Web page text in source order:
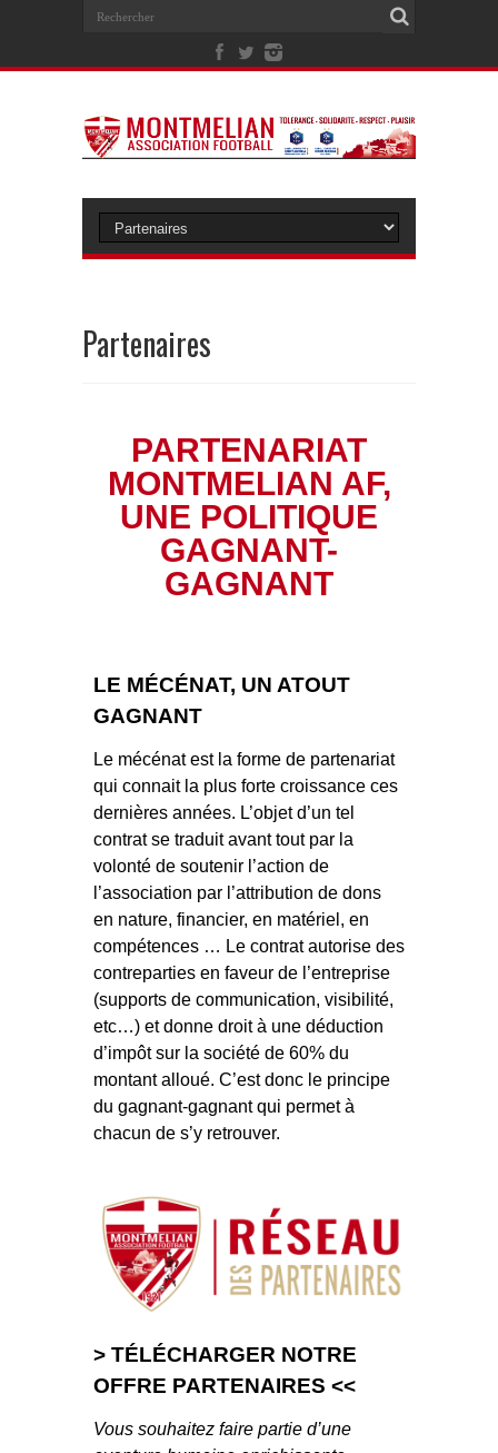
Partenaires
PARTENARIAT
MONTMELIAN AF,
UNE POLITIQUE
GAGNANT-
GAGNANT
LE MÉCÉNAT, UN ATOUT
GAGNANT
Le mécénat est la forme de partenariat
qui connait la plus forte croissance ces
dernières années. L’objet d’un tel
contrat se traduit avant tout par la
volonté de soutenir l’action de
l’association par l’attribution de dons
en nature, financier, en matériel, en
compétences … Le contrat autorise des
contreparties en faveur de l’entreprise
(supports de communication, visibilité,
etc…) et donne droit à une déduction
d’impôt sur la société de 60% du
montant alloué. C’est donc le principe
du gagnant-gagnant qui permet à
chacun de s’y retrouver.
> TÉLÉCHARGER NOTRE
OFFRE PARTENAIRES <<
Vous souhaitez faire partie d’une